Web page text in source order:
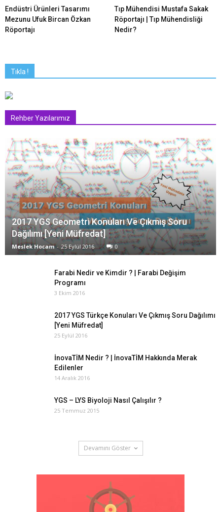
Endüstri Ürünleri Tasarımı
Mezunu Ufuk Bircan Özkan
Röportajı
Tıp Mühendisi Mustafa Sakak
Röportajı | Tıp Mühendisliği
Nedir?
Tıkla !
Rehber Yazılarımız
2017 YGS Geometri Konuları Ve Çıkmış Soru
Dağılımı [Yeni Müfredat]
Meslek Hocam - 25 Eylül 2016 0
Farabi Nedir ve Kimdir ? | Farabi Değişim
Programı
3 Ekim 2016
2017 YGS Türkçe Konuları Ve Çıkmış Soru Dağılımı
[Yeni Müfredat]
25 Eylül 2016
İnovaTİM Nedir ? | İnovaTİM Hakkında Merak
Edilenler
14 Aralık 2016
YGS – LYS Biyoloji Nasıl Çalışılır ?
25 Temmuz 2015
Devamını Göster